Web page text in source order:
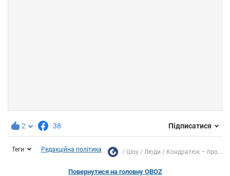
2 38 Підписатися
Теги Редакційна політика Шоу Люди Кондратюк – про...
Повернутися на головну OBOZ